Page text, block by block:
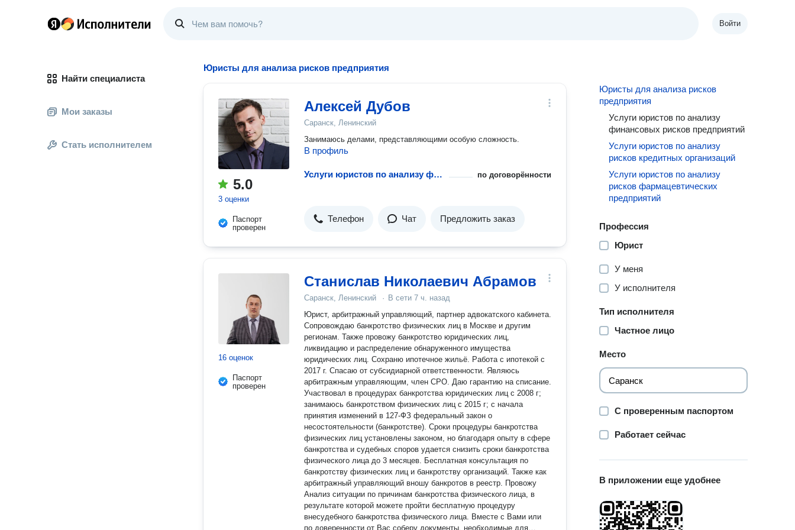
Войти
Найти специалиста
Мои заказы
Стать исполнителем
Юристы для анализа рисков предприятия
5.0
3 оценки
Паспорт
проверен
Алексей Дубов
Саранск, Ленинский
Занимаюсь делами, представляющими особую сложность.
В профиль
Услуги юристов по анализу финансовых рисков предприятий по договорённости
Телефон Чат Предложить заказ
16 оценок
Паспорт
проверен
Станислав Николаевич Абрамов
Саранск, Ленинский · В сети 7 ч. назад
Юрист, арбитражный управляющий, партнер адвокатского кабинета.
Сопровождаю банкротство физических лиц в Москве и другим
регионам. Также провожу банкротство юридических лиц,
ликвидацию и распределение обнаруженного имущества
юридических лиц. Сохраню ипотечное жильё. Работа с ипотекой с
2017 г. Спасаю от субсидиарной ответственности. Являюсь
арбитражным управляющим, член СРО. Даю гарантию на списание.
Участвовал в процедурах банкротства юридических лиц с 2008 г;
занимаюсь банкротством физических лиц с 2015 г; с начала
принятия изменений в 127-ФЗ федеральный закон о
несостоятельности (банкротстве). Сроки процедуры банкротства
физических лиц установлены законом, но благодаря опыту в сфере
банкротства и судебных споров удается снизить сроки банкротства
физического лица до 3 месяцев. Бесплатная консультация по
банкротству физических лиц и банкротству организаций. Также как
арбитражный управляющий вношу банкротов в реестр. Провожу
Анализ ситуации по причинам банкротства физического лица, в
результате которой можете пройти бесплатную процедуру
внесудебного банкротства физического лица. Вместе с Вами или
по доверенности от Вас соберу документы, необходимые для
Юристы для анализа рисков
предприятия
Услуги юристов по анализу
финансовых рисков предприятий
Услуги юристов по анализу
рисков кредитных организаций
Услуги юристов по анализу
рисков фармацевтических
предприятий
Профессия
Юрист
У меня
У исполнителя
Тип исполнителя
Частное лицо
Место
С проверенным паспортом
Работает сейчас
В приложении еще удобнее